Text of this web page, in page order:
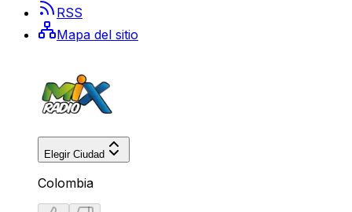
RSS
Mapa del sitio
Elegir Ciudad
Colombia